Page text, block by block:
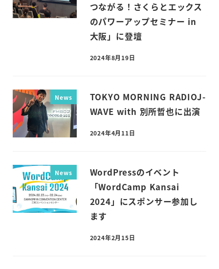
つながる！さくらとエックス
のパワーアップセミナー in
大阪」に登壇
投稿日
2024年8月19日
News
TOKYO MORNING RADIOJ-
WAVE with 別所哲也に出演
投稿日
2024年4月11日
News
WordPressのイベント
「WordCamp Kansai
2024」にスポンサー参加し
ます
投稿日
2024年2月15日